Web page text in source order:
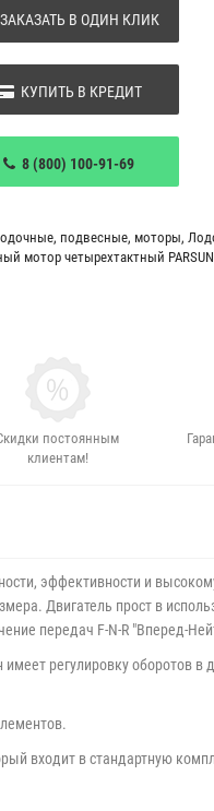
ЗАКАЗАТЬ В ОДИН КЛИК
КУПИТЬ В КРЕДИТ
8 (800) 100-91-69
, подвесные, моторы,
мотор четырехтактный PARSUN
постоянным
клиентам!
эффективности и
Двигатель прост в
передач F-N-R "Вперед-
регулировку оборотов в
входит в стандартную